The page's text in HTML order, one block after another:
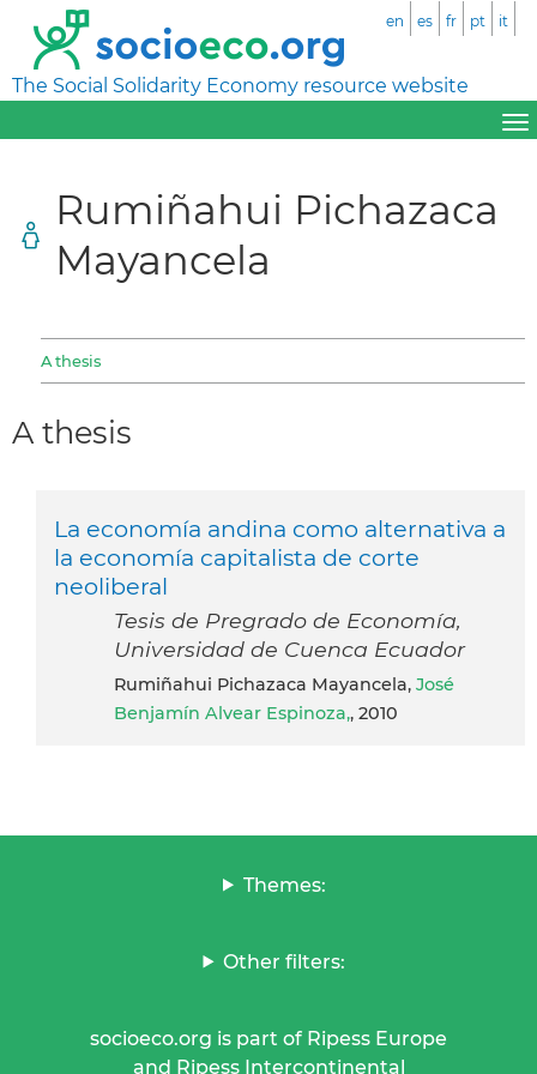
The Social Solidarity Economy resource website
en es fr pt it
Rumiñahui Pichazaca
Mayancela
A thesis
A thesis
La economía andina como alternativa a
la economía capitalista de corte
neoliberal
Tesis de Pregrado de Economía,
Universidad de Cuenca Ecuador
Rumiñahui Pichazaca Mayancela, José
Benjamín Alvear Espinoza,, 2010
Themes:
Other filters:
socioeco.org is part of Ripess Europe
and Ripess Intercontinental